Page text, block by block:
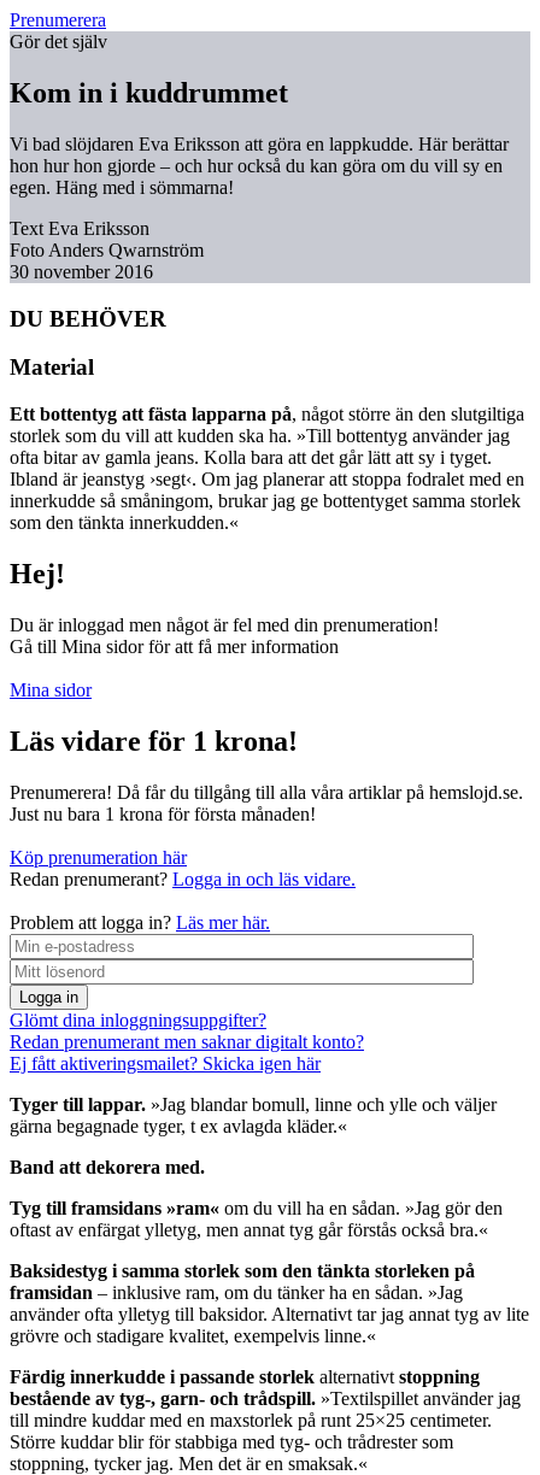
Prenumerera
Gör det själv
Kom in i kuddrummet
Vi bad slöjdaren Eva Eriksson att göra en lappkudde. Här berättar
hon hur hon gjorde – och hur också du kan göra om du vill sy en
egen. Häng med i sömmarna!
Text Eva Eriksson
Foto Anders Qwarnström
30 november 2016
DU BEHÖVER
Material
Ett bottentyg att fästa lapparna på, något större än den slutgiltiga
storlek som du vill att kudden ska ha. »Till bottentyg använder jag
ofta bitar av gamla jeans. Kolla bara att det går lätt att sy i tyget.
Ibland är jeanstyg ›segt‹. Om jag planerar att stoppa fodralet med en
innerkudde så småningom, brukar jag ge bottentyget samma storlek
som den tänkta innerkudden.«
Hej!
Du är inloggad men något är fel med din prenumeration!
Gå till Mina sidor för att få mer information
Mina sidor
Läs vidare för 1 krona!
Prenumerera! Då får du tillgång till alla våra artiklar på hemslojd.se.
Just nu bara 1 krona för första månaden!
Köp prenumeration här
Redan prenumerant? Logga in och läs vidare.
Problem att logga in? Läs mer här.
Logga in
Glömt dina inloggningsuppgifter?
Redan prenumerant men saknar digitalt konto?
Ej fått aktiveringsmailet? Skicka igen här
Tyger till lappar. »Jag blandar bomull, linne och ylle och väljer
gärna begagnade tyger, t ex avlagda kläder.«
Band att dekorera med.
Tyg till framsidans »ram« om du vill ha en sådan. »Jag gör den
oftast av enfärgat ylletyg, men annat tyg går förstås också bra.«
Baksidestyg i samma storlek som den tänkta storleken på
framsidan – inklusive ram, om du tänker ha en sådan. »Jag
använder ofta ylletyg till baksidor. Alternativt tar jag annat tyg av lite
grövre och stadigare kvalitet, exempelvis linne.«
Färdig innerkudde i passande storlek alternativt stoppning
bestående av tyg-, garn- och trådspill. »Textilspillet använder jag
till mindre kuddar med en maxstorlek på runt 25×25 centimeter.
Större kuddar blir för stabbiga med tyg- och trådrester som
stoppning, tycker jag. Men det är en smaksak.«